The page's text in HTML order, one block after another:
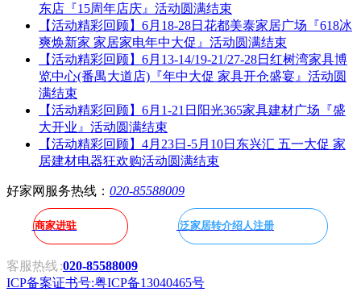
东店『15周年店庆』活动圆满结束
【活动精彩回顾】6月18-28日花都美泰家居广场『618冰
爽焕新家 家居家电年中大促』活动圆满结束
【活动精彩回顾】6月13-14/19-21/27-28日红树湾家具博
览中心(番禺大道店)『年中大促 家具开仓盛宴』活动圆
满结束
【活动精彩回顾】6月1-21日阳光365家具建材广场『盛
大开业』活动圆满结束
【活动精彩回顾】4月23日-5月10日东兴汇 五一大促 家
居建材电器狂欢购活动圆满结束
好家网服务热线： 020-85588009
商家进驻 泛家居转介绍人注册
客服热线 :020-85588009
ICP备案证书号:粤ICP备13040465号